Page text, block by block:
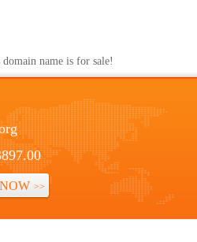
name is for sale!
>>